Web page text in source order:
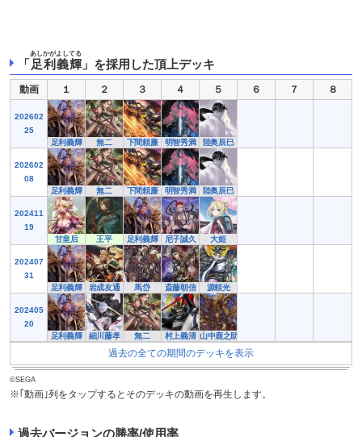
「 足利義輝
あしかがよしてる
」を採用した頂上デッキ
動画 １ ２ ３ ４ ５ ６ ７ ８
202602
25
足利義輝
無二 下間頼廉 明智秀満 陸奥辰巳
202602
08
足利義輝
無二 下間頼廉 明智秀満 陸奥辰巳
202411
19
甘皇后
王平 足利義輝 尼子誠久 大姫
202407
31
足利義輝
岩成友通 馬岱 斎藤朝信 源頼光
202405
20
足利義輝
細川藤孝 無二 村上義清 山中鹿之助
過去の全ての期間のデッキを表示
©SEGA
※｢動画｣列をタップするとそのデッキの動画を再生します。
過去バージョンの勝率/使用率